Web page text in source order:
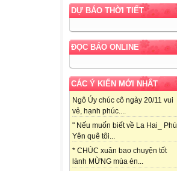
DỰ BÁO THỜI TIẾT
ĐỌC BÁO ONLINE
CÁC Ý KIẾN MỚI NHẤT
Ngô Úy chúc cô ngày 20/11 vui
vẻ, hạnh phúc....
" Nếu muốn biết về La Hai_ Phú
Yên quê tôi...
* CHÚC xuân bao chuyện tốt
lành MỪNG mùa én...